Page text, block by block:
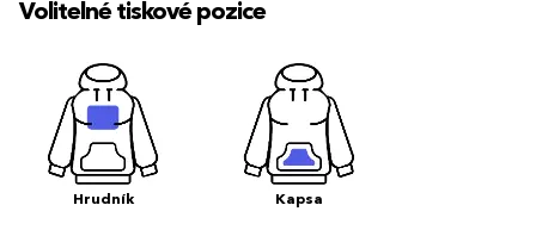
Volitelné tiskové pozice
Hrudník Kapsa